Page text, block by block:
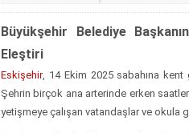
Büyükşehir Belediye
Eleştiri
Eskişehir, 14 Ekim 2025 sabahına kent
Şehrin birçok ana arterinde erken
yetişmeye çalışan vatandaşlar ve okula